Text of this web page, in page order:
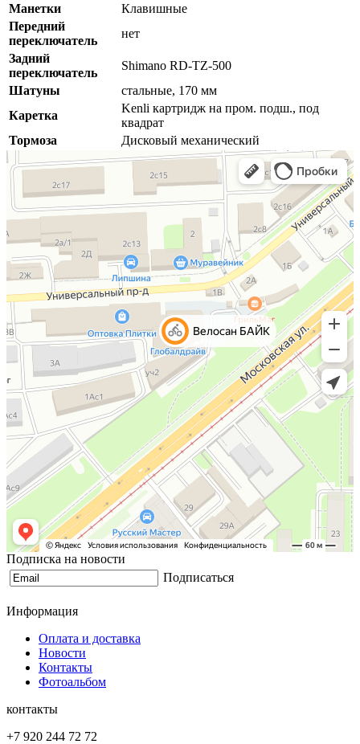
Манетки
Клавишные
Передний
переключатель
нет
Задний
переключатель
Shimano RD-TZ-500
Шатуны
стальные, 170 мм
Каретка
Kenli картридж на пром. подш., под
квадрат
Тормоза
Дисковый механический
Подписка на новости
Подписаться
Информация
Оплата и доставка
Новости
Контакты
Фотоальбом
контакты
+7 920 244 72 72